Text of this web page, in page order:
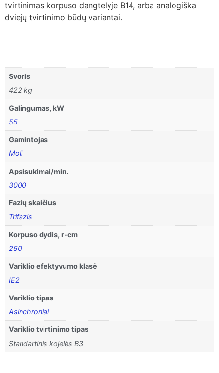
tvirtinimas korpuso dangtelyje B14, arba analogiškai
dviejų tvirtinimo būdų variantai.
Svoris
422 kg
Galingumas, kW
55
Gamintojas
Moll
Apsisukimai/min.
3000
Fazių skaičius
Trifazis
Korpuso dydis, r-cm
250
Variklio efektyvumo klasė
IE2
Variklio tipas
Asinchroniai
Variklio tvirtinimo tipas
Standartinis kojelės B3